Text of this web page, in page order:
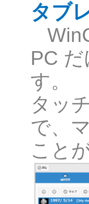
タブ
PC
す。
タッ
で、
こと